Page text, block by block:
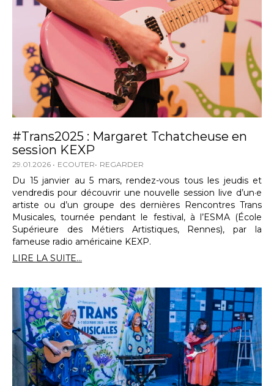
#Trans2025 : Margaret Tchatcheuse en
session KEXP
29.01.2026 ECOUTER REGARDER
Du 15 janvier au 5 mars, rendez-vous tous les jeudis et
vendredis pour découvrir une nouvelle session live d’un·e
artiste ou d’un groupe des dernières Rencontres Trans
Musicales, tournée pendant le festival, à l’ESMA (École
Supérieure des Métiers Artistiques, Rennes), par la
fameuse radio américaine KEXP.
LIRE LA SUITE...